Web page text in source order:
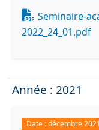
Document
Seminaire-
2022_24_01.pdf
Année : 2021
Date :décembre 2021